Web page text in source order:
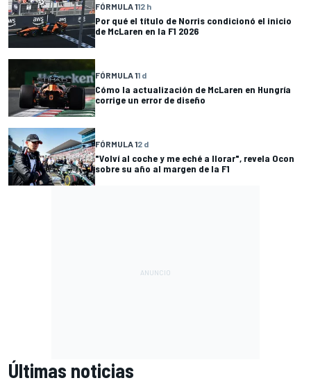
FÓRMULA 112 h
Por qué el título de Norris condicionó el inicio
de McLaren en la F1 2026
FÓRMULA 11 d
Cómo la actualización de McLaren en Hungría
corrige un error de diseño
FÓRMULA 12 d
"Volví al coche y me eché a llorar", revela Ocon
sobre su año al margen de la F1
Últimas noticias